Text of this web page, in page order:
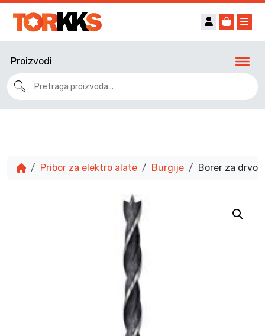
Account
Cart
Proizvodi
Pribor za elektro alate Burgije Borer za drvo